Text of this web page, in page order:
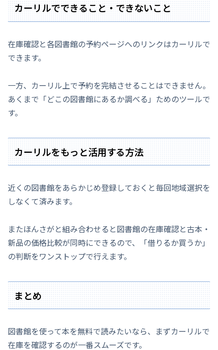
カーリルでできること・できないこと
在庫確認と各図書館の予約ページへのリンクはカーリルで
できます。
一方、カーリル上で予約を完結させることはできません。
あくまで「どこの図書館にあるか調べる」ためのツールで
す。
カーリルをもっと活用する方法
近くの図書館をあらかじめ登録しておくと毎回地域選択を
しなくて済みます。
またほんさがと組み合わせると図書館の在庫確認と古本・
新品の価格比較が同時にできるので、「借りるか買うか」
の判断をワンストップで行えます。
まとめ
図書館を使って本を無料で読みたいなら、まずカーリルで
在庫を確認するのが一番スムーズです。